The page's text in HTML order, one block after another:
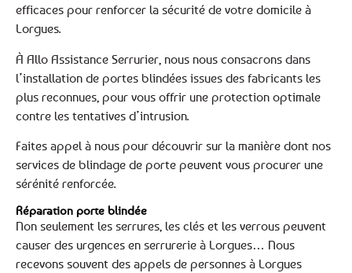
efficaces pour renforcer la sécurité de votre domicile à
Lorgues.
À Allo Assistance Serrurier, nous nous consacrons dans
l’installation de portes blindées issues des fabricants les
plus reconnues, pour vous offrir une protection optimale
contre les tentatives d’intrusion.
Faites appel à nous pour découvrir sur la manière dont nos
services de blindage de porte peuvent vous procurer une
sérénité renforcée.
Réparation porte blindée
Non seulement les serrures, les clés et les verrous peuvent
causer des urgences en serrurerie à Lorgues… Nous
recevons souvent des appels de personnes à Lorgues